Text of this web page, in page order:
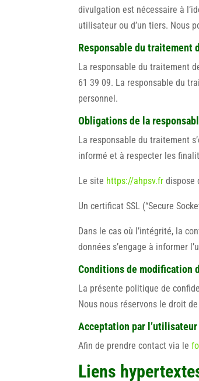
divulgation est nécessaire à
utilisateur ou d’un tiers. Nous
Responsable du traitement
La responsable du traitement
61 39 09. La responsable du
personnel.
Obligations de la
La responsable du traitement
informé et à respecter les
Le site https://ahpsv.fr dispose
Un certificat SSL (“Secure
Dans le cas où l’intégrité, la
données s’engage à informer
Conditions de modification
La présente politique de
Nous nous réservons le droit
Acceptation par
Afin de prendre contact via le
Liens